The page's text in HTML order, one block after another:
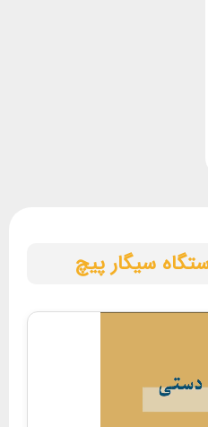
سیگار پیچ